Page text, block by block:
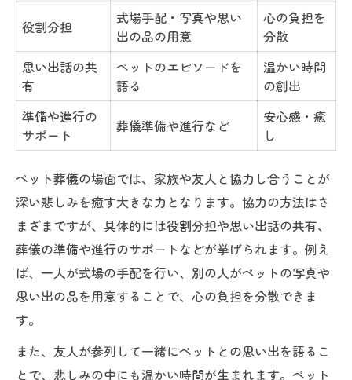
役割分担
式場手配・写真や思い
出の品の用意
心の負担を
分散
思い出話の共
有
ペットのエピソードを
語る
温かい時間
の創出
準備や進行の
サポート
葬儀準備や進行など
安心感・癒
し
ペット葬儀の場面では、家族や友人と協力し合うことが
深い悲しみを癒す大きな力となります。協力の方法はさ
まざまですが、具体的には役割分担や思い出話の共有、
葬儀の準備や進行のサポートなどが挙げられます。例え
ば、一人が式場の手配を行い、別の人がペットの写真や
思い出の品を用意することで、心の負担を分散できま
す。
また、友人が参列して一緒にペットとの思い出を語るこ
とで、悲しみの中にも温かい時間が生まれます。ペット